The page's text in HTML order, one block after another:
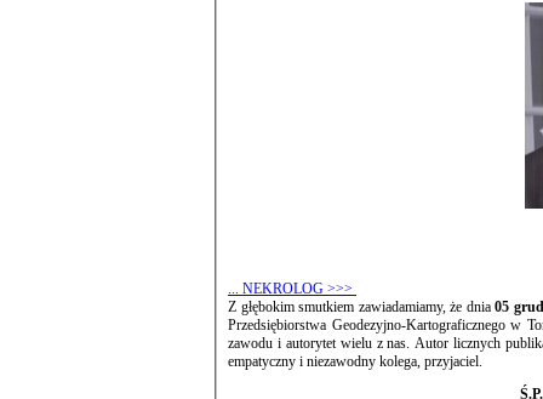
... NEKROLOG >>>
Z głębokim smutkiem zawiadamiamy, że dnia 05
Przedsiębiorstwa Geodezyjno-Kartograficznego w Toruniu. Geodeta z ogromną wiedzą zawodową i mądrością
zawodu i autorytet wielu z nas. Autor licznych
empatyczny i niezawodny kolega, przyjaciel.